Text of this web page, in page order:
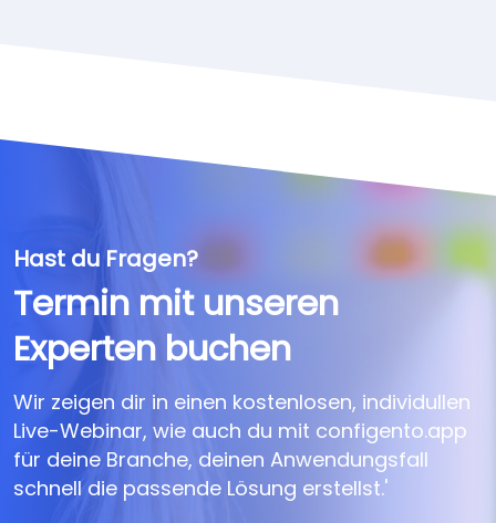
Hast du Fragen?
Termin mit unseren
Experten buchen
Wir zeigen dir in einen kostenlosen, individullen
Live-Webinar, wie auch du mit configento.app
für deine Branche, deinen Anwendungsfall
schnell die passende Lösung erstellst.'